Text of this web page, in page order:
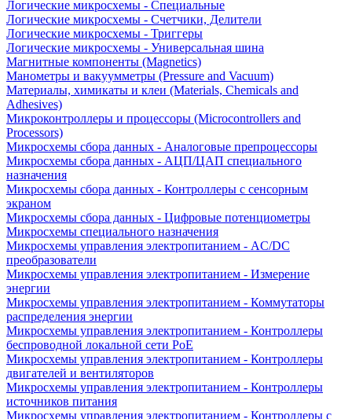
Логические микросхемы - Специальные
Логические микросхемы - Счетчики, Делители
Логические микросхемы - Триггеры
Логические микросхемы - Универсальная шина
Магнитные компоненты (Magnetics)
Манометры и вакуумметры (Pressure and Vacuum)
Материалы, химикаты и клеи (Materials, Chemicals and
Adhesives)
Микроконтроллеры и процессоры (Microcontrollers and
Processors)
Микросхемы сбора данных - Аналоговые препроцессоры
Микросхемы сбора данных - АЦП/ЦАП специального
назначения
Микросхемы сбора данных - Контроллеры с сенсорным
экраном
Микросхемы сбора данных - Цифровые потенциометры
Микросхемы специального назначения
Микросхемы управления электропитанием - AC/DC
преобразователи
Микросхемы управления электропитанием - Измерение
энергии
Микросхемы управления электропитанием - Коммутаторы
распределения энергии
Микросхемы управления электропитанием - Контроллеры
беспроводной локальной сети PoE
Микросхемы управления электропитанием - Контроллеры
двигателей и вентиляторов
Микросхемы управления электропитанием - Контроллеры
источников питания
Микросхемы управления электропитанием - Контроллеры с